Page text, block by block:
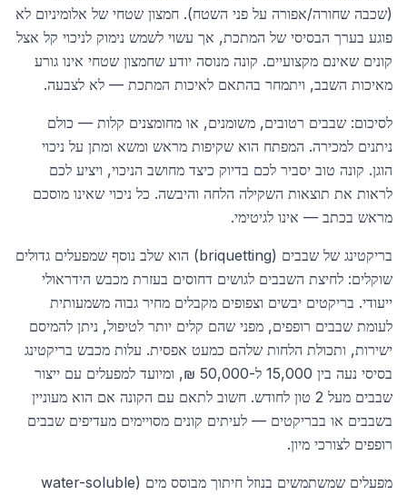
(שכבה שחורה/אפורה על פני השטח). חמצון שטחי של אלומיניום לא
פוגע בערך הבסיסי של המתכת, אך עשוי לשמש נימוק לניכוי קל אצל
קונים שאינם מקצועיים. קונה מנוסה יודע שחמצון שטחי אינו גורע
מאיכות השבב, ויתמחר בהתאם לאיכות המתכת — לא לצבעה.
לסיכום: שבבים רטובים, משומנים, או מחומצנים קלות — כולם
ניתנים למכירה. המפתח הוא שקיפות מראש ומשא ומתן על ניכוי
הוגן. קונה טוב יסביר לכם בדיוק כיצד מחושב הניכוי, ויציע לכם
לראות את תוצאות השקילה הלחה והיבשה. כל ניכוי שאינו מוסכם
מראש בכתב — אינו לגיטימי.
בריקטינג של שבבים (briquetting) הוא שלב נוסף שמפעלים גדולים
שוקלים: לחיצת השבבים לגושים דחוסים בעזרת מכבש הידראולי
ייעודי. בריקטים יבשים וצפופים מקבלים מחיר גבוה משמעותית
לעומת שבבים רופפים, מפני שהם קלים יותר לטיפול, ניתן להמיסם
ישירות, ותכולת הלחות שלהם כמעט אפסית. עלות מכבש בריקטינג
בסיסי נעה בין 15,000 ל-50,000 ₪, ומיועד למפעלים עם ייצור
שבבים מעל 2 טון לחודש. חשוב לתאם עם הקונה אם הוא מעוניין
בשבבים או בבריקטים — לעיתים קונים מסויימים מעדיפים שבבים
רופפים לצורכי מיון.
מפעלים שמשתמשים בנוזל חיתוך מבוסס מים (water-soluble